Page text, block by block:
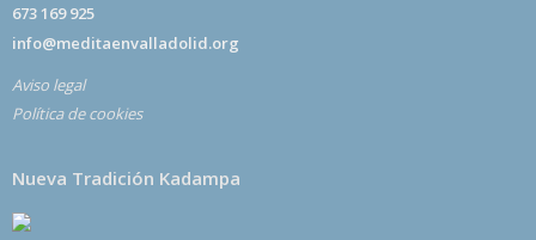
673 169 925
info@meditaenvalladolid.org
Aviso legal
Política de cookies
Nueva Tradición Kadampa